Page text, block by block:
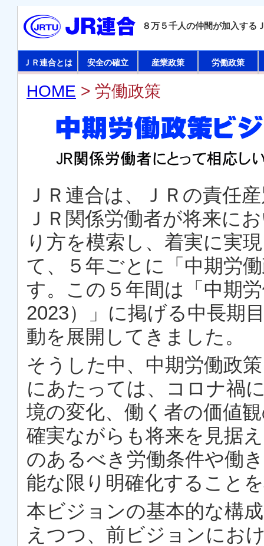
８万５千人の仲間が加入する
ＪＲ連合とは 安全の確立 産業政策 労働政策
HOME > 労働政策
ＪＲ連合は、ＪＲの責任
ＪＲ関係労働者が将来に
り方を模索し、着実に実
て、５年ごとに「中期労
す。この５年間は「中期
2023）」に掲げる中長期
動を展開してきました。
そうした中、中期労働政
にあたっては、コロナ禍
境の変化、働く者の価値
確実ながらも将来を見据
のあるべき労働条件や働
能な限り明確化すること
本ビジョンの基本的な構
えつつ、前ビジョンにお